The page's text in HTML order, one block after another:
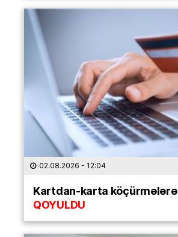
02.08.2026 - 12:04
Kartdan-karta köçürmələrə
QOYULDU